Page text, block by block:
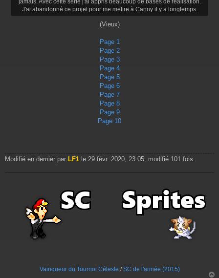
jamais. Avec cette série j'ai appris beaucoup de bases de réalisation.
J'ai abandonné ce projet pour me mettre à Canny il y a longtemps.
(Vieux)
Page 1
Page 2
Page 3
Page 4
Page 5
Page 6
Page 7
Page 8
Page 9
Page 10
Modifié en dernier par LF1 le 29 févr. 2020, 23:05, modifié 101 fois.
Vainqueur du Tournoi Céleste /SC de l'année (2015)